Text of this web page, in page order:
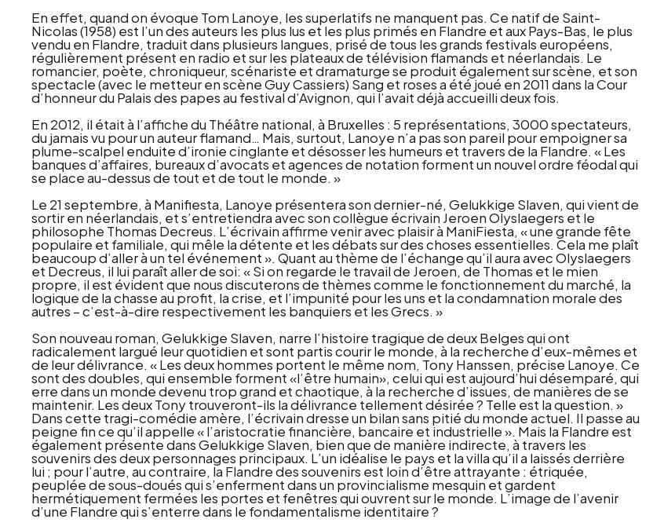
En effet, quand on évoque Tom Lanoye, les superlatifs ne manquent pas. Ce natif de Saint-
Nicolas (1958) est l’un des auteurs les plus lus et les plus primés en Flandre et aux Pays-Bas, le plus
vendu en Flandre, traduit dans plusieurs langues, prisé de tous les grands festivals européens,
régulièrement présent en radio et sur les plateaux de télévision flamands et néerlandais. Le
romancier, poète, chroniqueur, scénariste et dramaturge se produit également sur scène, et son
spectacle (avec le metteur en scène Guy Cassiers) Sang et roses a été joué en 2011 dans la Cour
d’honneur du Palais des papes au festival d’Avignon, qui l’avait déjà accueilli deux fois.
En 2012, il était à l’affiche du Théâtre national, à Bruxelles : 5 représentations, 3000 spectateurs,
du jamais vu pour un auteur flamand… Mais, surtout, Lanoye n’a pas son pareil pour empoigner sa
plume-scalpel enduite d’ironie cinglante et désosser les humeurs et travers de la Flandre.« Les
banques d’affaires, bureaux d’avocats et agences de notation forment un nouvel ordre féodal qui
se place au-dessus de tout et de tout le monde. »
Le 21 septembre, à Manifiesta, Lanoye présentera son dernier-né, Gelukkige Slaven, qui vient de
sortir en néerlandais, et s’entretiendra avec son collègue écrivain Jeroen Olyslaegers et le
philosophe Thomas Decreus. L’écrivain affirme venir avec plaisir à ManiFiesta, « une grande fête
populaire et familiale, qui mêle la détente et les débats sur des choses essentielles. Cela me plaît
beaucoup d’aller à un tel événement ». Quant au thème de l’échange qu’il aura avec Olyslaegers
et Decreus, il lui paraît aller de soi: « Si on regarde le travail de Jeroen, de Thomas et le mien
propre, il est évident que nous discuterons de thèmes comme le fonctionnement du marché, la
logique de la chasse au profit, la crise, et l’impunité pour les uns et la condamnation morale des
autres – c’est-à-dire respectivement les banquiers et les Grecs. »
Son nouveau roman, Gelukkige Slaven, narre l’histoire tragique de deux Belges qui ont
radicalement largué leur quotidien et sont partis courir le monde, à la recherche d’eux-mêmes et
de leur délivrance. « Les deux hommes portent le même nom, Tony Hanssen, précise Lanoye. Ce
sont des doubles, qui ensemble forment «l’être humain», celui qui est aujourd’hui désemparé, qui
erre dans un monde devenu trop grand et chaotique, à la recherche d’issues, de manières de se
maintenir. Les deux Tony trouveront-ils la délivrance tellement désirée ? Telle est la question. »
Dans cette tragi-comédie amère, l’écrivain dresse un bilan sans pitié du monde actuel. Il passe au
peigne fin ce qu’il appelle « l’aristocratie financière, bancaire et industrielle ». Mais la Flandre est
également présente dans Gelukkige Slaven, bien que de manière indirecte, à travers les
souvenirs des deux personnages principaux. L’un idéalise le pays et la villa qu’il a laissés derrière
lui ; pour l’autre, au contraire, la Flandre des souvenirs est loin d’être attrayante : étriquée,
peuplée de sous-doués qui s’enferment dans un provincialisme mesquin et gardent
hermétiquement fermées les portes et fenêtres qui ouvrent sur le monde. L’image de l’avenir
d’une Flandre qui s’enterre dans le fondamentalisme identitaire ?